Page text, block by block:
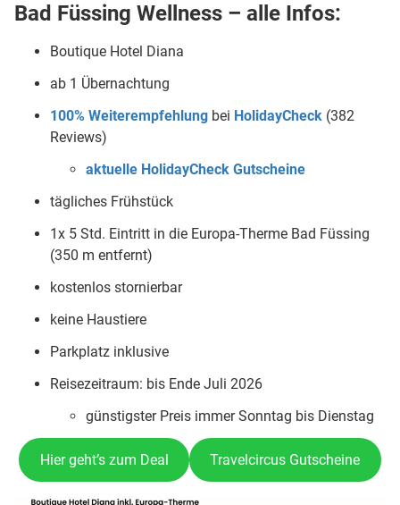
Bad Füssing Wellness – alle Infos:
Boutique Hotel Diana
ab 1 Übernachtung
100% Weiterempfehlung bei HolidayCheck (382
Reviews)
aktuelle HolidayCheck Gutscheine
tägliches Frühstück
1x 5 Std. Eintritt in die Europa-Therme Bad Füssing
(350 m entfernt)
kostenlos stornierbar
keine Haustiere
Parkplatz inklusive
Reisezeitraum: bis Ende Juli 2026
günstigster Preis immer Sonntag bis Dienstag
Hier geht’s zum Deal Travelcircus Gutscheine